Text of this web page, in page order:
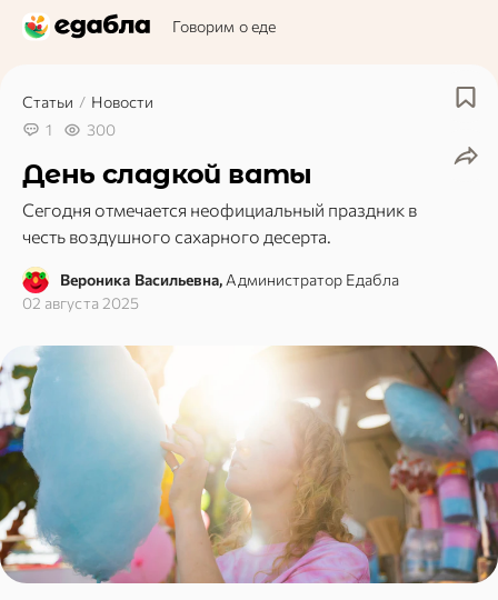
Говорим о еде
Статьи / Новости
1
300
День сладкой ваты
Сегодня отмечается неофициальный праздник в
честь воздушного сахарного десерта.
Вероника Васильевна, Администратор Едабла
02 августа 2025